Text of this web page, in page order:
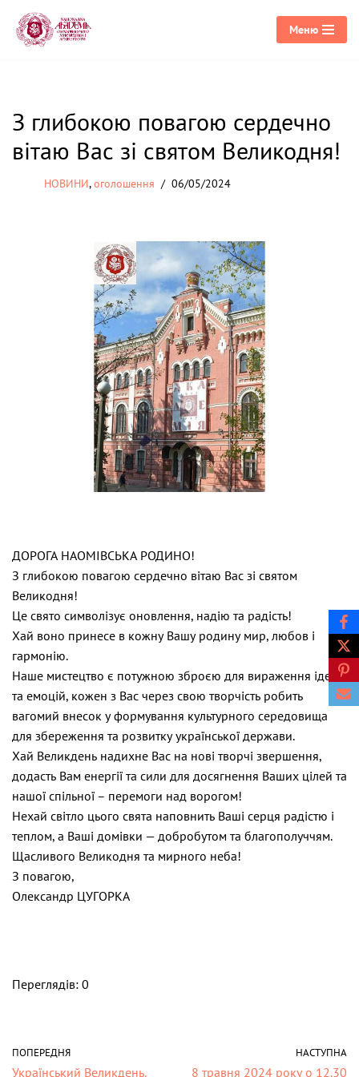
Перейти
Меню
З глибокою повагою сердечно
вітаю Вас зі святом Великодня!
НОВИНИ,оголошення 06/05/2024
ДОРОГА НАОМІВСЬКА РОДИНО!
З глибокою повагою сердечно вітаю Вас зі святом
Великодня!
Це свято символізує оновлення, надію та радість!
Хай воно принесе в кожну Вашу родину мир, любов і
гармонію.
Наше мистецтво є потужною зброєю для вираження ідей
та емоцій, кожен з Вас через свою творчість робить
вагомий внесок у формування культурного середовища
для збереження та розвитку української держави.
Хай Великдень надихне Вас на нові творчі звершення,
додасть Вам енергії та сили для досягнення Ваших цілей та
нашої спільної – перемоги над ворогом!
Нехай світло цього свята наповнить Ваші серця радістю і
теплом, а Ваші домівки — добробутом та благополуччям.
Щасливого Великодня та мирного неба!
З повагою,
Олександр ЦУГОРКА
Переглядів: 0
ПОПЕРЕДНЯ
Український Великдень.
НАСТУПНА
8 травня 2024 року о 12.30